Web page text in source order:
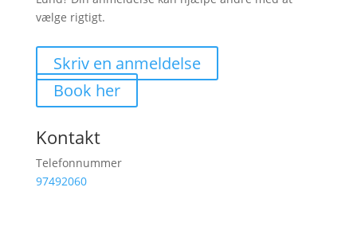
vælge rigtigt.
Skriv en anmeldelse
Book her
Kontakt
Telefonnummer
97492060